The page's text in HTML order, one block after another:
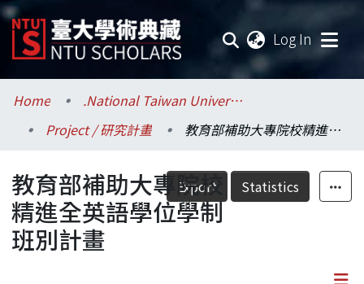
Log In
Communities & Collections
Research Outputs
Fundings & Projects
Researchers
Home
.National Taiwan University / 國立臺灣大學
Project / 研究計畫
教育部補助大專院校精進全英語學位學制班別計畫
Export Statistics
教育部補助大專院校
精進全英語學位學制
班別計畫